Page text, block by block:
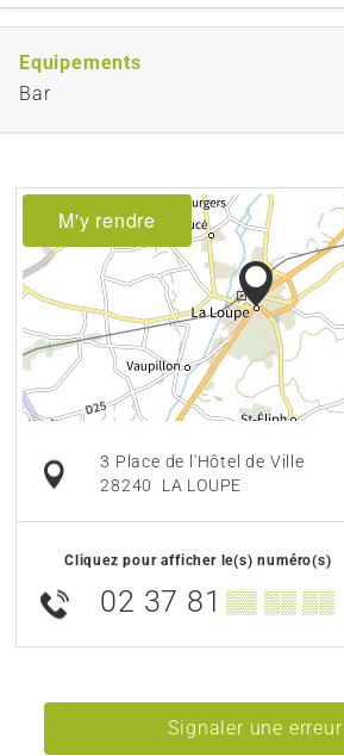
Equipements
Bar
M'y rendre
3 Place de l'Hôtel de Ville
28240
LA LOUPE
Cliquez pour afficher le(s) numéro(s)
02 37 81 ▒▒ ▒▒ ▒▒
Signaler une erreur